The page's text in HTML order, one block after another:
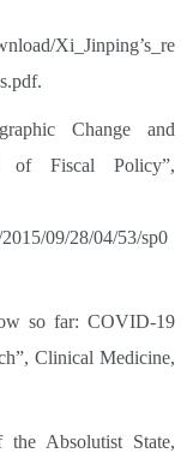
Xi_Jinping’s_re
Change and
of Fiscal Policy”,
09/28/04/53/sp0
so far: COVID-19
Clinical Medicine,
the Absolutist State,